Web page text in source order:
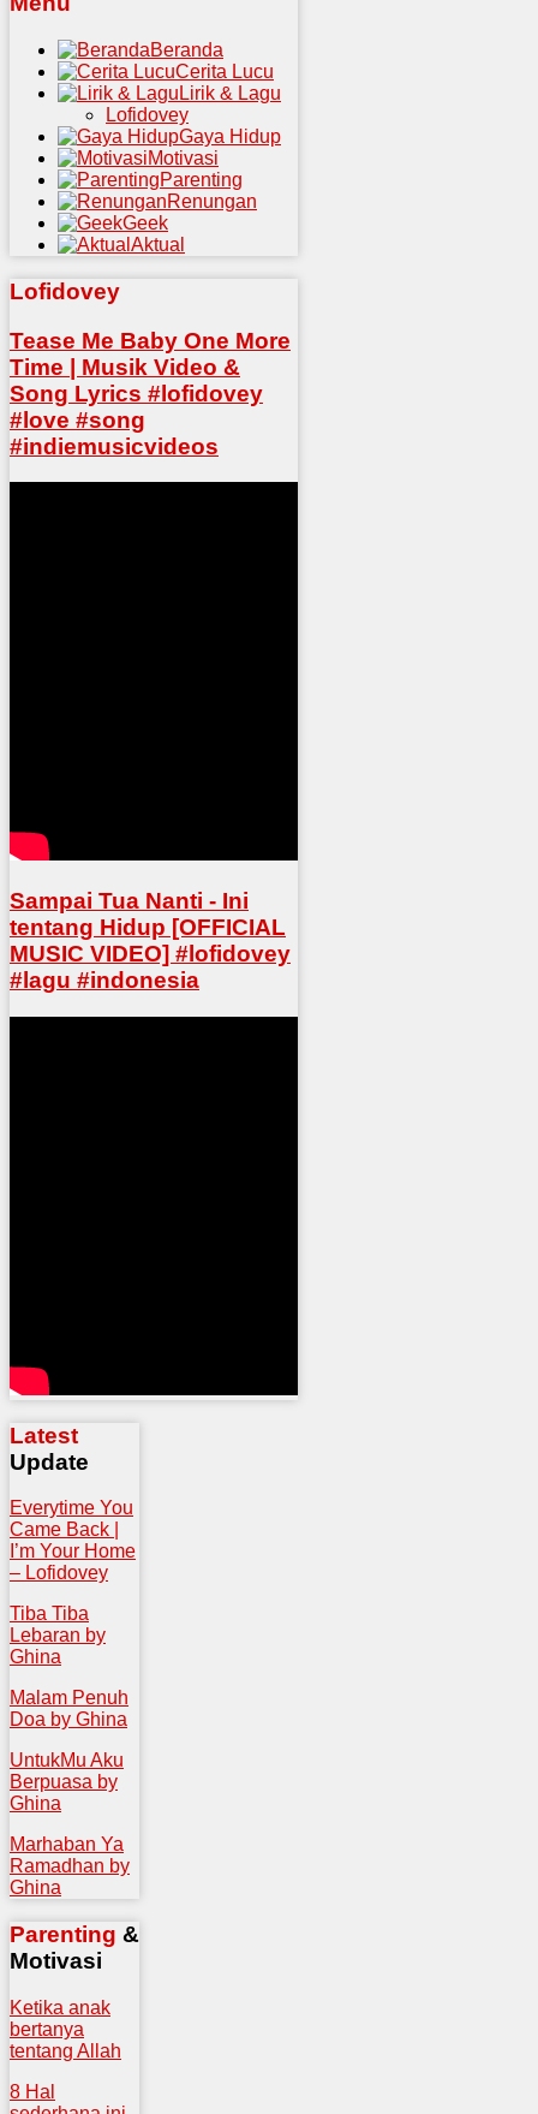
Beranda
Cerita Lucu
Lirik & Lagu
Lofidovey
Gaya Hidup
Motivasi
Parenting
Renungan
Geek
Aktual
Lofidovey
Tease Me Baby One More
Time | Musik Video &
Song Lyrics #lofidovey
#love #song
#indiemusicvideos
Sampai Tua Nanti - Ini
tentang Hidup [OFFICIAL
MUSIC VIDEO] #lofidovey
#lagu #indonesia
Latest
Update
Everytime You
Came Back |
I’m Your Home
– Lofidovey
Tiba Tiba
Lebaran by
Ghina
Malam Penuh
Doa by Ghina
UntukMu Aku
Berpuasa by
Ghina
Marhaban Ya
Ramadhan by
Ghina
Parenting &
Motivasi
Ketika anak
bertanya
tentang Allah
8 Hal